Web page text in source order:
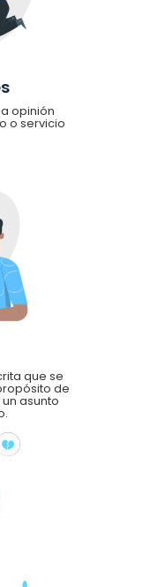
opinión
o servicio
que se
de
asunto